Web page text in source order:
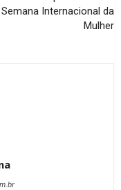
Internacional da
Mulher